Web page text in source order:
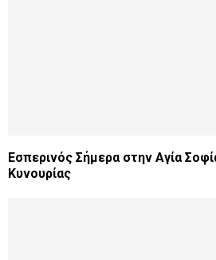
Εσπερινός Σήμερα στην Αγία
Κυνουρίας